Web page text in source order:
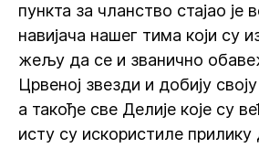
пункта за чланство стајао је
навијача нашег тима који су
жељу да се и званично
Црвеној звезди и добију
а такође све Делије које су
исту су искористиле прилику